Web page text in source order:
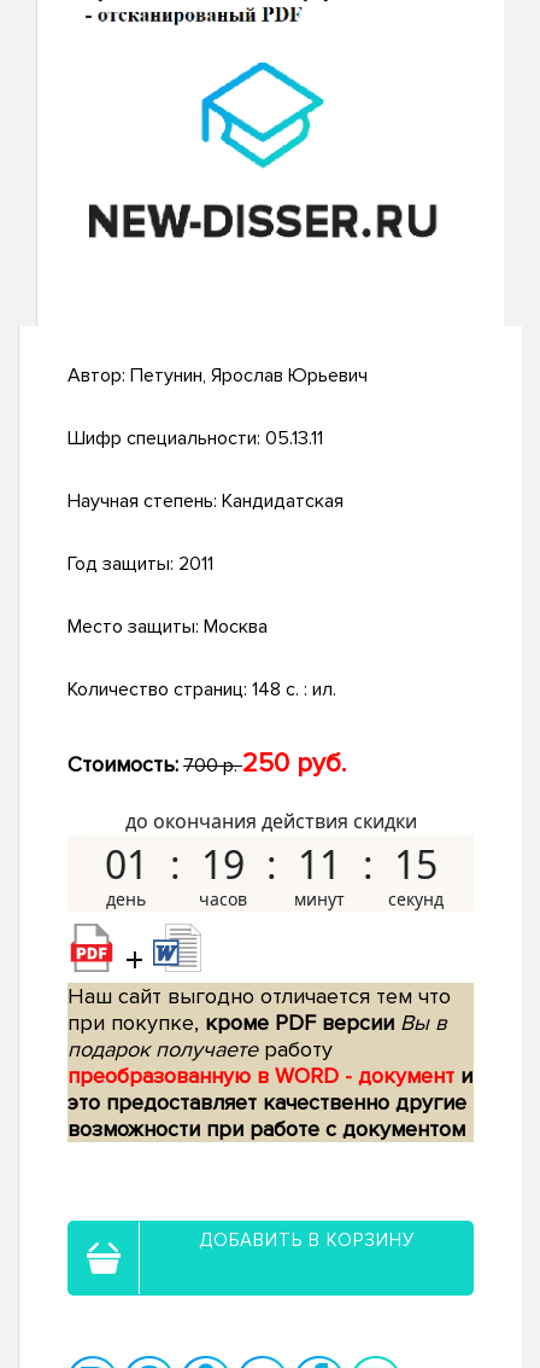
Автор: Петунин, Ярослав Юрьевич
Шифр специальности: 05.13.11
Научная степень: Кандидатская
Год защиты: 2011
Место защиты: Москва
Количество страниц: 148 с. : ил.
Стоимость: 700 р.250 руб.
до окончания действия скидки
01 19 11 14
+
Наш сайт выгодно отличается тем что
при покупке, кроме PDF версии Вы в
подарок получаетеработу
преобразованную в WORD - документ и
это предоставляет качественно другие
возможности при работе с документом
ДОБАВИТЬ В КОРЗИНУ